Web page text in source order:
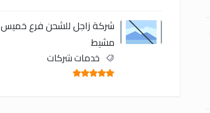
شركة زاجل للشحن فرع خميس
مشيط
خدمات شركات